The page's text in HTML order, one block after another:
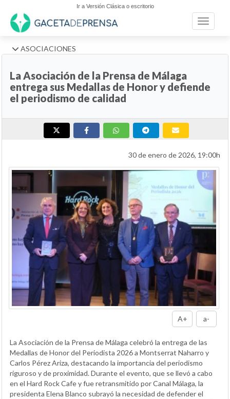
Ir a Versión Clásica o escritorio
Toggle
ASOCIACIONES
La Asociación de la Prensa de Málaga
entrega sus Medallas de Honor y defiende
el periodismo de calidad
30 de enero de 2026, 19:00h
A+ a-
La Asociación de la Prensa de Málaga celebró la entrega de las
Medallas de Honor del Periodista 2026 a Montserrat Naharro y
Carlos Pérez Ariza, destacando la importancia del periodismo
riguroso y de proximidad. Durante el evento, que se llevó a cabo
en el Hard Rock Cafe y fue retransmitido por Canal Málaga, la
presidenta Elena Blanco subrayó la necesidad de defender el